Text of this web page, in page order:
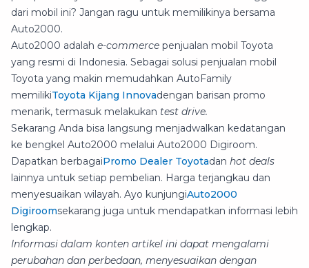
dari mobil ini? Jangan ragu untuk memilikinya bersama
Auto2000.
Auto2000 adalah e-commerce penjualan mobil Toyota
yang resmi di Indonesia. Sebagai solusi penjualan mobil
Toyota yang makin memudahkan AutoFamily
memilikiToyota Kijang Innovadengan barisan promo
menarik, termasuk melakukan test drive.
Sekarang Anda bisa langsung menjadwalkan kedatangan
ke bengkel Auto2000 melalui Auto2000 Digiroom.
Dapatkan berbagaiPromo Dealer Toyotadan hot deals
lainnya untuk setiap pembelian. Harga terjangkau dan
menyesuaikan wilayah. Ayo kunjungiAuto2000
Digiroomsekarang juga untuk mendapatkan informasi lebih
lengkap.
Informasi dalam konten artikel ini dapat mengalami
perubahan dan perbedaan, menyesuaikan dengan